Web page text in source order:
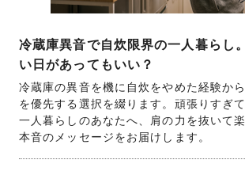
冷蔵庫異音で自炊限界の一人暮らし
い日があってもいい？
冷蔵庫の異音を機に自炊をやめた経験か
を優先する選択を綴ります。頑張りすぎ
一人暮らしのあなたへ、肩の力を抜いて
本音のメッセージをお届けします。